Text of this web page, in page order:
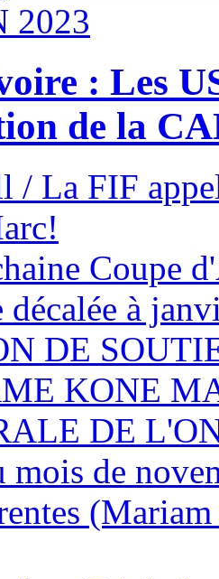
: Les
de la
/ La FIF
Coupe
à
DE
KONE
DE
mois de